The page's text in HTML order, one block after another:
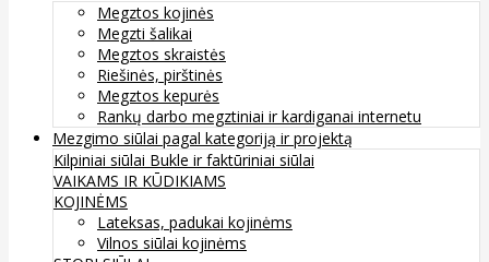
Megztos kojinės
Megzti šalikai
Megztos skraistės
Riešinės, pirštinės
Megztos kepurės
Rankų darbo megztiniai ir kardiganai internetu
Mezgimo siūlai pagal kategoriją ir projektą
Kilpiniai siūlai Bukle ir faktūriniai siūlai
VAIKAMS IR KŪDIKIAMS
KOJINĖMS
Lateksas, padukai kojinėms
Vilnos siūlai kojinėms